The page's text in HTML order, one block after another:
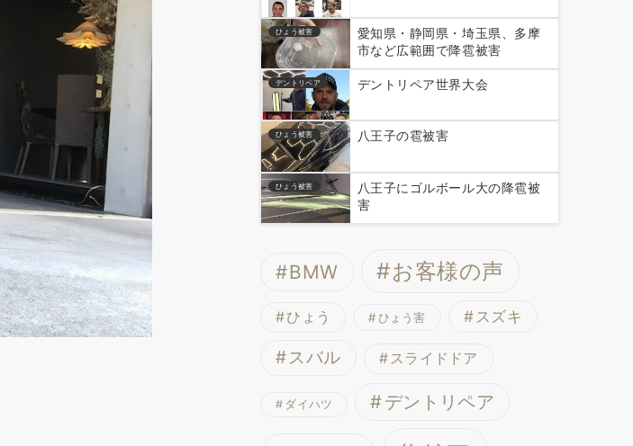
ひょう被害
愛知県・静岡県・埼玉県、多摩
市など広範囲で降雹被害
デントリペア デントリペア世界大会
ひょう被害 八王子の雹被害
ひょう被害
八王子にゴルボール大の降雹被
害
BMW お客様の声
ひょう ひょう害 スズキ
スバル スライドドア
ダイハツ デントリペア